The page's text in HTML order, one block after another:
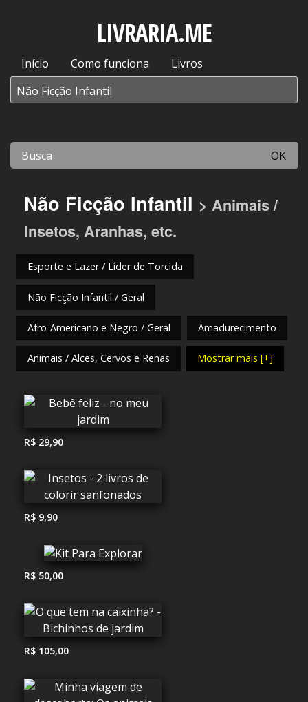
LIVRARIA.ME
Início Como funciona Livros
OK
Não Ficção Infantil > Animais /
Insetos, Aranhas, etc.
Esporte e Lazer / Líder de Torcida
Não Ficção Infantil / Geral
Afro-Americano e Negro / Geral Amadurecimento
Animais / Alces, Cervos e Renas Mostrar mais [+]
R$ 29,90
R$ 9,90
R$ 50,00
R$ 105,00